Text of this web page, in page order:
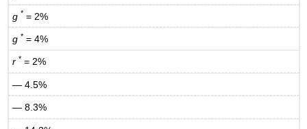
g * = 2%
g * = 4%
r * = 2%
— 4.5%
— 8.3%